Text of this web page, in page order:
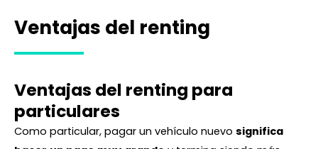
Ventajas del renting
Ventajas del renting para
particulares
Como particular, pagar un vehículo nuevo significa